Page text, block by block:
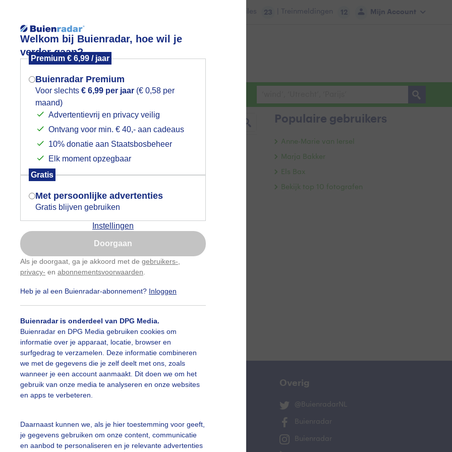
Welkom bij Buienradar, hoe wil je
verder gaan?
Premium € 6,99 / jaar
Buienradar Premium
Voor slechts € 6,99 per jaar (€ 0,58 per
maand)
Advertentievrij en privacy veilig
Ontvang voor min. € 40,- aan cadeaus
10% donatie aan Staatsbosbeheer
Elk moment opzegbaar
Gratis
Met persoonlijke advertenties
Gratis blijven gebruiken
Instellingen
Doorgaan
Als je doorgaat, ga je akkoord met de gebruikers-
privacy- en abonnementsvoorwaarden
Heb je al een Buienradar-abonnement? Inloggen
Buienradar is onderdeel van DPG Media.
Buienradar en DPG Media gebruiken cookies om
informatie over je apparaat, locatie, browser en
surfgedrag te verzamelen. Deze informatie combineren
we met de gegevens die je zelf deelt met ons, zoals
wanneer je een account aanmaakt. Dit doen we om het
gebruik van onze media te analyseren en onze websites
en apps te verbeteren.
Daarnaast kunnen we, als je hier toestemming voor geeft,
je gegevens gebruiken om onze content, communicatie
en aanbod te personaliseren en je relevante advertenties
Mijn Account
Files 23 | Treinmeldingen 12
Foto en video Weerzine
slideshow
Een moment geduld aub...
##terras #bewolking
#droogte #duinen #fietser
#halo #hitte #hittegolf #kinderen
#levendestandbeelden
#natuur #opklaringen
#stapelwolkjes #strakblauwe_lucht
alle categorieën
Populaire gebruikers
Anne-Marie van Iersel
Marja Bakker
Els Bax
Bekijk top 10 fotografen
vragen
Mijn weer Overig
@BuienradarNL
Buienradar
Buienradar
Mogen we je locatie gebruiken voor
het weer?
Indien je hier nog geen akkoord op hebt
gegeven, verschijnt er zo een pop-up uit
je browser waarin deze toestemming
gevraagd wordt.
Is goed, toon de popup
Nu niet, misschien later
Gebruik je Safari en wil je niet elke dag deze pop-up
Klikhierom dit aan te passen